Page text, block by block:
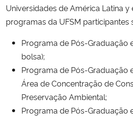
Universidades de América Latina y
programas da UFSM participantes
Programa de Pós-Graduação
bolsa);
Programa de Pós-Graduação
Área de Concentração de
Preservação Ambiental;
Programa de Pós-Graduação